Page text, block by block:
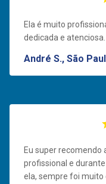
Ela é muito
dedicada e
André S., São
Eu super recomendo
profissional e
ela, sempre foi muito